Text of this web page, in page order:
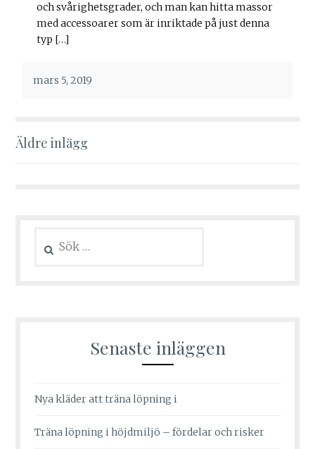
och svårighetsgrader, och man kan hitta massor
med accessoarer som är inriktade på just denna
typ […]
mars 5, 2019
Inläggsnavigering
Äldre inlägg
efter:
Senaste inläggen
Nya kläder att träna löpning i
Träna löpning i höjdmiljö – fördelar och risker